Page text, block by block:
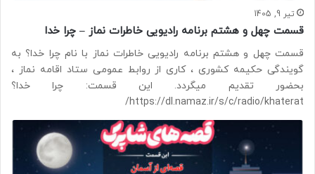
تیر 9, 1405
قسمت چهل و هشتم برنامه رادیویی خاطرات نماز – چرا خدا
قسمت چهل و هشتم برنامه رادیویی خاطرات نماز با نام چرا خدا؟ به
گویندگی حکیمه کشوری ، کاری از روابط عمومی ستاد اقامه نماز ،
بحضور تقدیم میگردد. این قسمت: چرا خدا؟
https://dl.namaz.ir/s/c/radio/khaterat/